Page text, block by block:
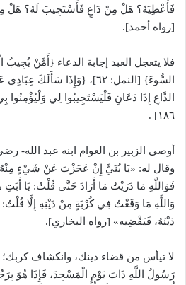
فَأُعْطِيَهُ؟ هَلْ مِنْ دَاعٍ فَأَسْتَجِيبَ لَهُ؟ هَلْ
[رواه أحمد].
فلا يتعجل العبد إجابة الدعاء {أَمَّنْ
السُّوءَ} [النمل: ٦٢]، {وَإِذَا
الدَّاعِ إِذَا دَعَانِ فَلْيَسْتَجِيبُوا لِي
١٨٦] .
أوصى الزبير بن العوام ابنه عبد الله-
وقال له: «يَا بُنَيَّ إِنْ عَجَزْتَ عَنْ شَيْءٍ مِنْهُ
فَوَاللَّهِ مَا دَرَيْتُ مَا أَرَادَ حَتَّى قُلْتُ: يَا
وَاللَّهِ مَا وَقَعْتُ فِي كُرْبَةٍ مِنْ دَيْنِهِ إِلَّا
دَيْنَهُ، فَيَقْضِيه» [رواه البخاري].
لا تيأس من قضاء دينك، وانكشاف
رَسُولُ اللَّهِ ذَاتَ يَوْمٍ الْمَسْجِدَ، فَإِذَا هُوَ